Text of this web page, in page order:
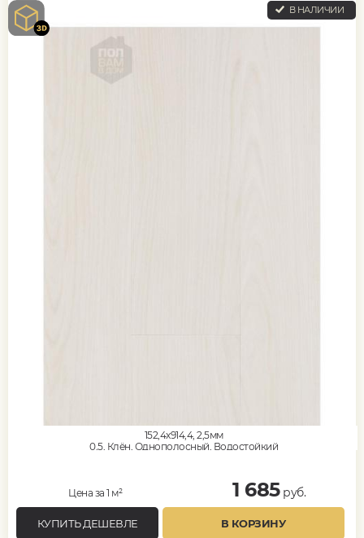
В НАЛИЧИИ
152,4x914,4, 2,5мм
0,5, Клён, Однополосный, Водостойкий
Цена за 1 м² 1 685руб.
КУПИТЬ ДЕШЕВЛЕ В КОРЗИНУ